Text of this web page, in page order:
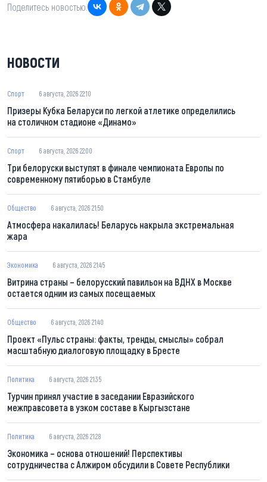
Поделитесь новостью:
НОВОСТИ
Спорт 6 августа, 2026 22:10
Призеры Кубка Беларуси по легкой атлетике определились
на столичном стадионе «Динамо»
Спорт 6 августа, 2026 22:00
Три белоруски выступят в финале чемпионата Европы по
современному пятиборью в Стамбуле
Общество 6 августа, 2026 21:50
Атмосфера накалилась! Беларусь накрыла экстремальная
жара
Экономика 6 августа, 2026 21:45
Витрина страны – белорусский павильон на ВДНХ в Москве
остается одним из самых посещаемых
Общество 6 августа, 2026 21:40
Проект «Пульс страны: факты, тренды, смыслы» собрал
масштабную диалоговую площадку в Бресте
Политика 6 августа, 2026 21:35
Турчин принял участие в заседании Евразийского
межправсовета в узком составе в Кыргызстане
Политика 6 августа, 2026 21:28
Экономика – основа отношений! Перспективы
сотрудничества с Алжиром обсудили в Совете Республики